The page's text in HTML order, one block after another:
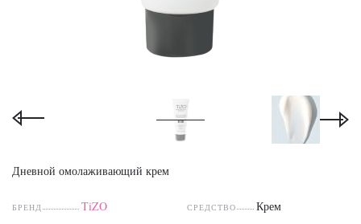
Дневной омолаживающий крем
БРЕНД TiZO СРЕДСТВО Крем